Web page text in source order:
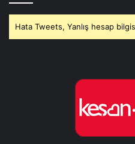
Hata Tweets, Yanlış hesap